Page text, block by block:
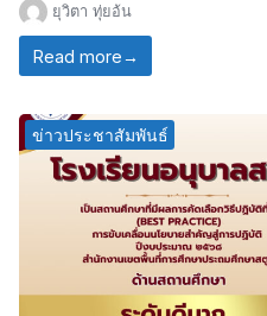
ยุวิตา ทุ่ยอ้น
Read more→
ข่าวประชาสัมพันธ์